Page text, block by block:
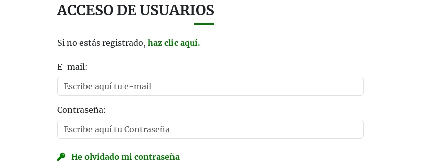
ACCESO DE USUARIOS
Si no estás registrado, haz clic aquí.
E-mail:
Contraseña:
He olvidado mi contraseña